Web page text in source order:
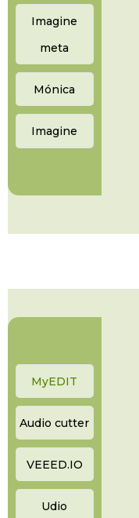
Imagine
meta
Mónica
Imagine
MyEDIT
Audio cutter
VEEED.IO
Udio